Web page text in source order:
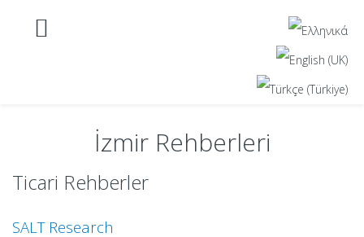
İzmir Rehberleri
Ticari Rehberler
SALT Research